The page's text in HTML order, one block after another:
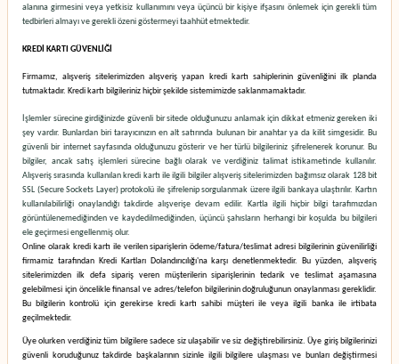
alanına girmesini veya yetkisiz kullanımını veya üçüncü bir kişiye ifşasını önlemek için gerekli tüm
tedbirleri almayı ve gerekli özeni göstermeyi taahhüt etmektedir.
KREDİ KARTI GÜVENLİĞİ
Firmamız, alışveriş sitelerimizden alışveriş yapan kredi kartı sahiplerinin güvenliğini ilk planda
tutmaktadır. Kredi kartı bilgileriniz hiçbir şekilde sistemimizde saklanmamaktadır.
İşlemler sürecine girdiğinizde güvenli bir sitede olduğunuzu anlamak için dikkat etmeniz gereken iki
şey vardır. Bunlardan biri tarayıcınızın en alt satırında bulunan bir anahtar ya da kilit simgesidir. Bu
güvenli bir internet sayfasında olduğunuzu gösterir ve her türlü bilgileriniz şifrelenerek korunur. Bu
bilgiler, ancak satış işlemleri sürecine bağlı olarak ve verdiğiniz talimat istikametinde kullanılır.
Alışveriş sırasında kullanılan kredi kartı ile ilgili bilgiler alışveriş sitelerimizden bağımsız olarak 128 bit
SSL (Secure Sockets Layer) protokolü ile şifrelenip sorgulanmak üzere ilgili bankaya ulaştırılır. Kartın
kullanılabilirliği onaylandığı takdirde alışverişe devam edilir. Kartla ilgili hiçbir bilgi tarafımızdan
görüntülenemediğinden ve kaydedilmediğinden, üçüncü şahısların herhangi bir koşulda bu bilgileri
ele geçirmesi engellenmiş olur.
Online olarak kredi kartı ile verilen siparişlerin ödeme/fatura/teslimat adresi bilgilerinin güvenilirliği
firmamiz tarafından Kredi Kartları Dolandırıcılığı'na karşı denetlenmektedir. Bu yüzden, alışveriş
sitelerimizden ilk defa sipariş veren müşterilerin siparişlerinin tedarik ve teslimat aşamasına
gelebilmesi için öncelikle finansal ve adres/telefon bilgilerinin doğruluğunun onaylanması gereklidir.
Bu bilgilerin kontrolü için gerekirse kredi kartı sahibi müşteri ile veya ilgili banka ile irtibata
geçilmektedir.
Üye olurken verdiğiniz tüm bilgilere sadece siz ulaşabilir ve siz değiştirebilirsiniz. Üye giriş bilgilerinizi
güvenli koruduğunuz takdirde başkalarının sizinle ilgili bilgilere ulaşması ve bunları değiştirmesi